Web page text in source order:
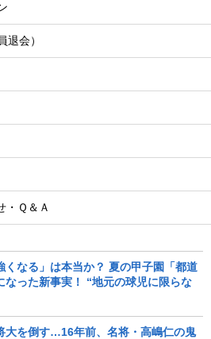
退会）
・Ｑ＆Ａ
くなる」は本当か？ 夏の甲子園「都道
なった新事実！ “地元の球児に限らな
大を倒す…16年前、名将・高嶋仁の鬼